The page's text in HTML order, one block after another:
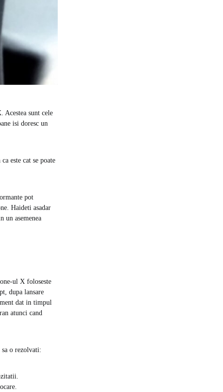
Acestea sunt cele
isi doresc un
este cat se poate
pot
Haideti asadar
un asemenea
ul X foloseste
dupa lansare
dat in timpul
atunci cand
sa o rezolvati: